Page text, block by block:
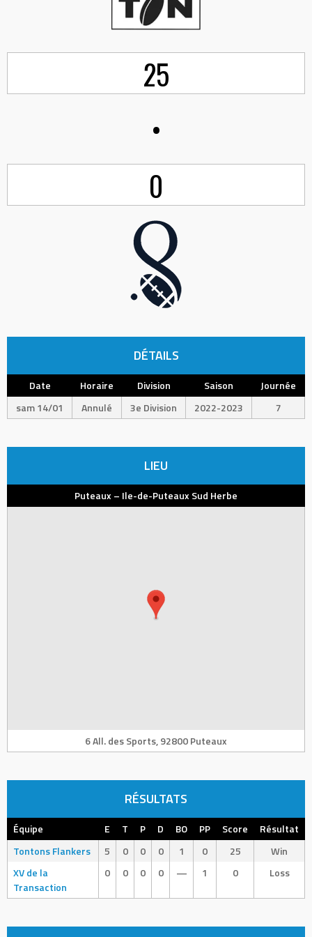
25
•
0
DÉTAILS
Date Horaire Division Saison
Journée
sam 14/01
Annulé 3e Division 2022-2023 7
LIEU
Puteaux – Ile-de-Puteaux Sud Herbe
6 All. des Sports, 92800 Puteaux
RÉSULTATS
Équipe E T P D BO PP Score
Résultat
Tontons Flankers
5 0 0 0 1 0 25
Win
XV de la
Transaction
0 0 0 0 — 1 0 Loss